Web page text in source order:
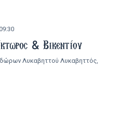
& Βικεντίου
Λυκαβηττού Λυκαβηττός,